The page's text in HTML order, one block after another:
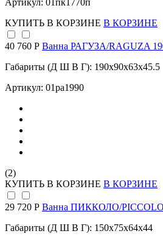
КУПИТЬ В КОРЗИНЕ В КОРЗИНЕ
40 760 Р Ванна РАГУЗА/RAGUZA
Габариты (Д Ш В Г): 190x90x63x45.5
Артикул: 01ра1990
(2)
КУПИТЬ В КОРЗИНЕ В КОРЗИНЕ
29 720 Р Ванна ПИККОЛО/PICCOLO
Габариты (Д Ш В Г): 150x75x64x44